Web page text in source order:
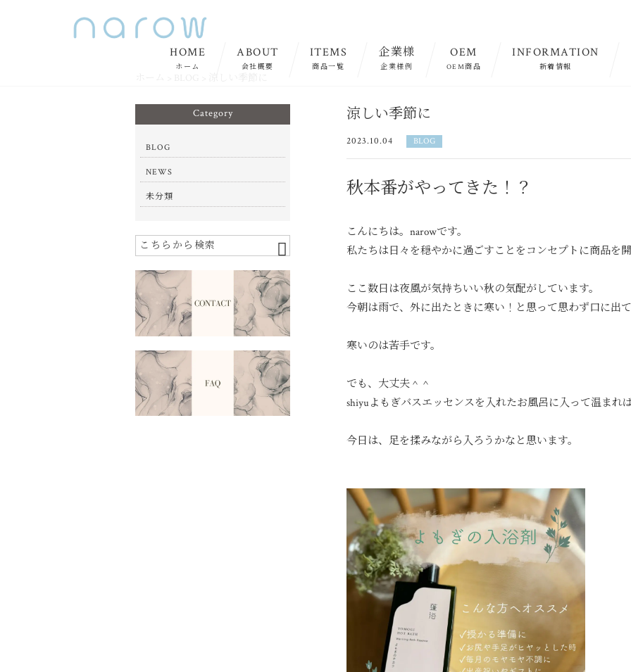
HOME
ホーム
ABOUT
会社概要
ITEMS
商品一覧
企業様
企業様例
OEM
OEM商品
INFORMATION
新着情報
涼しい季節に
2023.10.04 BLOG
秋本番がやってきた！？
こんにちは。narowです。
私たちは日々を穏やかに過ごすことをコンセプトに商品を開
ここ数日は夜風が気持ちいい秋の気配がしています。
今朝は雨で、外に出たときに寒い！と思って思わず口に出て
寒いのは苦手です。
でも、大丈夫＾＾
shiyuよもぎバスエッセンスを入れたお風呂に入って温まれ
今日は、足を揉みながら入ろうかなと思います。
Category
BLOG
NEWS
未分類